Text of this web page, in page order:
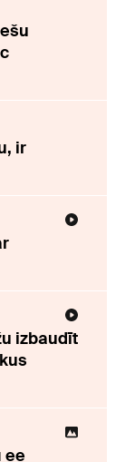
ir
izbaudīt
ее